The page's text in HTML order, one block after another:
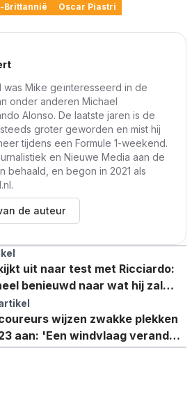
Brittannië
Oscar Piastri
was Mike geïnteresseerd in de
onder anderen Michael
Alonso. De laatste jaren is de
groter geworden en mist hij
tijdens een Formule 1-weekend.
en Nieuwe Media aan de
behaald, en begon in 2021 als
de auteur
uit naar test met Ricciardo:
benieuwd naar wat hij zal
wijzen zwakke plekken
aan: 'Een windvlaag verandert